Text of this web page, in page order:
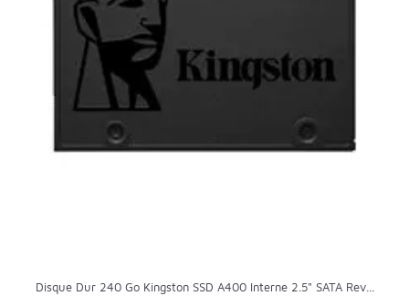
Disque Dur 240 Go Kingston SSD A400 Interne 2.5" SATA Rev...